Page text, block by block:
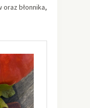
błonnika,